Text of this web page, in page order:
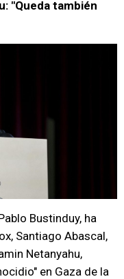
"Queda también
Bustinduy, ha
Santiago Abascal,
Netanyahu,
en Gaza de la